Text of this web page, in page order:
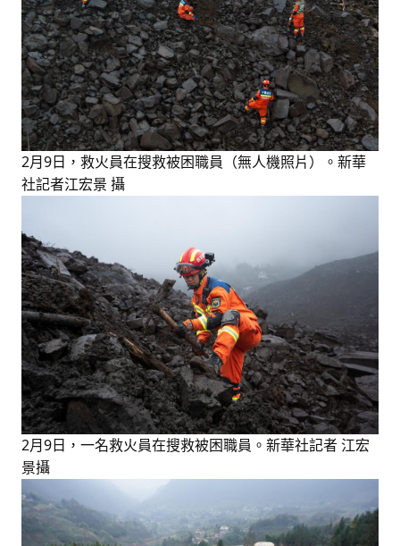
2月9日，救火員在搜救被困職員（無人機照片）。新華
社記者江宏景 攝
2月9日，一名救火員在搜救被困職員。新華社記者 江宏
景攝